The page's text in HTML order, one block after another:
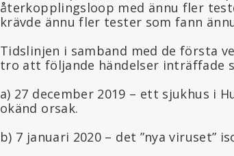
återkopplingsloop med ännu fler
krävde ännu fler tester som fann
Tidslinjen i samband med de första
tro att följande händelser inträffade
a) 27 december 2019 – ett sjukhus i
okänd orsak.
b) 7 januari 2020 – det ”nya viruset”